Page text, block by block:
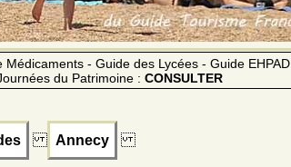
- Guide des Lycées - Guide EHPAD
du Patrimoine : CONSULTER
Annecy